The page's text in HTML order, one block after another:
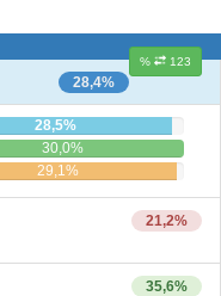
% 123
28,4%
28,5%
30,0%
29,1%
21,2%
35,6%